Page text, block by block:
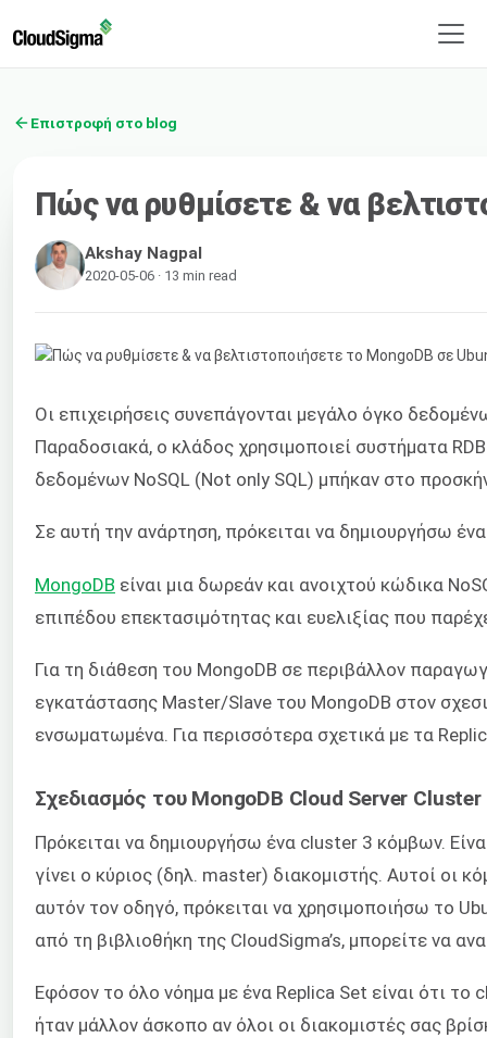
Επιστροφή στο blog
Πώς να ρυθμίσετε & να
Akshay Nagpal
2020-05-06 · 13 min read
Οι επιχειρήσεις συνεπάγονται μεγάλο όγκο
Παραδοσιακά, ο κλάδος χρησιμοποιεί συστήματα
δεδομένων NoSQL (Not only SQL) μπήκαν στο
Σε αυτή την ανάρτηση, πρόκειται να δημιουργήσω
MongoDB είναι μια δωρεάν και ανοιχτού κώδικα
επιπέδου επεκτασιμότητας και ευελιξίας που
Για τη διάθεση του MongoDB σε περιβάλλον
εγκατάστασης Master/Slave του MongoDB στον
ενσωματωμένα. Για περισσότερα σχετικά με τα
Σχεδιασμός του MongoDB Cloud Server
Πρόκειται να δημιουργήσω ένα cluster 3 κόμβων.
γίνει ο κύριος (δηλ. master) διακομιστής. Αυτοί οι
αυτόν τον οδηγό, πρόκειται να χρησιμοποιήσω το
από τη βιβλιοθήκη της CloudSigma’s, μπορείτε να
Εφόσον το όλο νόημα με ένα Replica Set είναι ότι
ήταν μάλλον άσκοπο αν όλοι οι διακομιστές σας